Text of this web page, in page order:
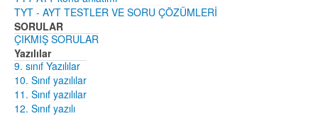
TYT - AYT TESTLER VE SORU ÇÖZÜMLERİ
SORULAR
ÇIKMIŞ SORULAR
Yazılılar
9. sınıf Yazılılar
10. Sınıf yazılılar
11. Sınıf yazılılar
12. Sınıf yazılı